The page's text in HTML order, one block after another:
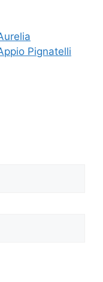
Pignatelli